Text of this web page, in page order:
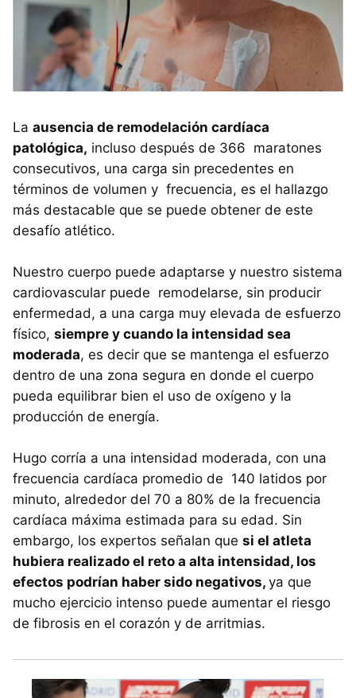
La ausencia de remodelación cardíaca
patológica, incluso después de 366 maratones
consecutivos, una carga sin precedentes en
términos de volumen y frecuencia, es el hallazgo
más destacable que se puede obtener de este
desafío atlético.
Nuestro cuerpo puede adaptarse y nuestro sistema
cardiovascular puede remodelarse, sin producir
enfermedad, a una carga muy elevada de esfuerzo
físico, siempre y cuando la intensidad sea
moderada, es decir que se mantenga el esfuerzo
dentro de una zona segura en donde el cuerpo
pueda equilibrar bien el uso de oxígeno y la
producción de energía.
Hugo corría a una intensidad moderada, con una
frecuencia cardíaca promedio de 140 latidos por
minuto, alrededor del 70 a 80% de la frecuencia
cardíaca máxima estimada para su edad. Sin
embargo, los expertos señalan que si el atleta
hubiera realizado el reto a alta intensidad, los
efectos podrían haber sido negativos, ya que
mucho ejercicio intenso puede aumentar el riesgo
de fibrosis en el corazón y de arritmias.